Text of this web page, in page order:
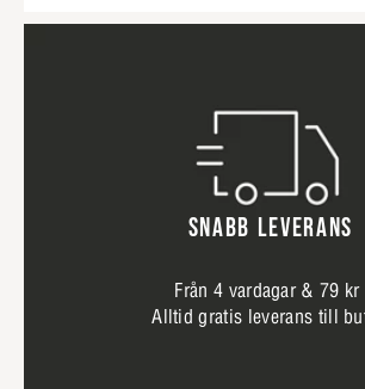
SNABB LEVERANS
Från 4 vardagar & 79 kr
Alltid gratis leverans till